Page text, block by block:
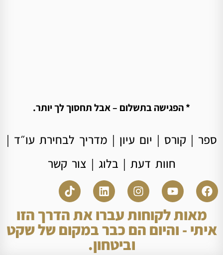
* הפגישה בתשלום – אבל תחסוך לך יותר.
ספר |קורס | יום עיון | מדריך לבחירת עו״ד |
חוות דעת | בלוג | צור קשר
מאות לקוחות עברו את הדרך הזו
איתי - והיום הם כבר במקום של שקט
וביטחון.